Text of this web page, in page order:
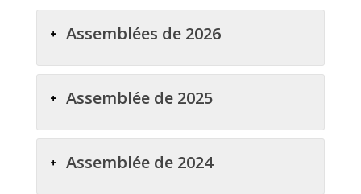
Assemblées de 2026
Assemblée de 2025
Assemblée de 2024